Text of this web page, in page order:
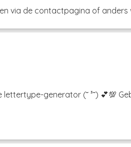
via de contactpagina of anders
generator (˘ ³˘) 💕💯